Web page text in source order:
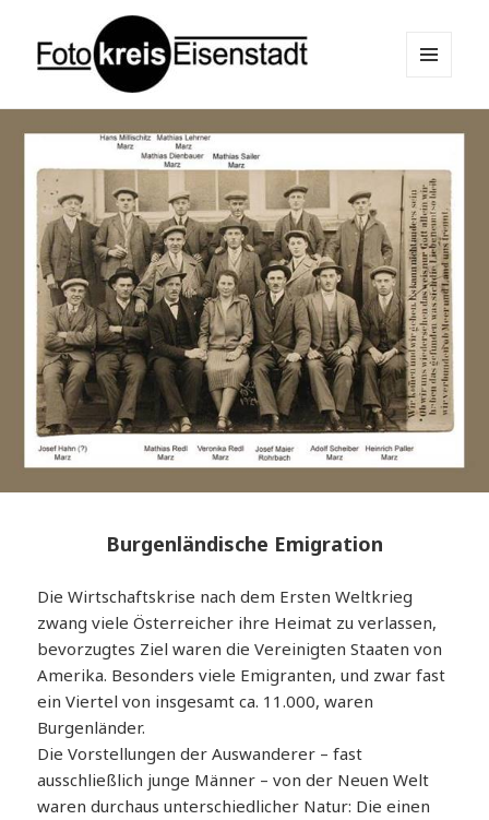
Fotokreis Eisenstadt
Burgenländische Emigration
Die Wirtschaftskrise nach dem Ersten Weltkrieg
zwang viele Österreicher ihre Heimat zu verlassen,
bevorzugtes Ziel waren die Vereinigten Staaten von
Amerika. Besonders viele Emigranten, und zwar fast
ein Viertel von insgesamt ca. 11.000, waren
Burgenländer.
Die Vorstellungen der Auswanderer – fast
ausschließlich junge Männer – von der Neuen Welt
waren durchaus unterschiedlicher Natur: Die einen